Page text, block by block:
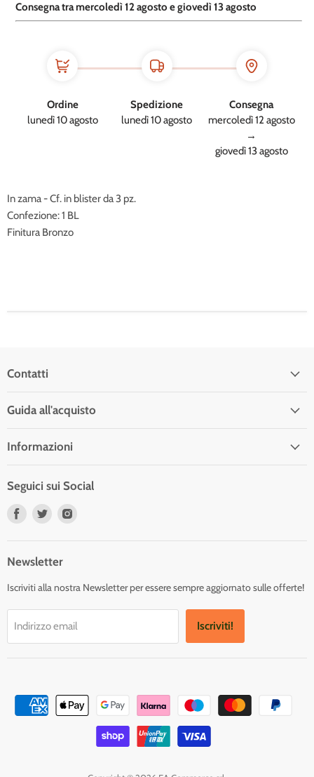
​Consegna tra mercoledì 12 agosto e giovedì 13 agosto
Ordine
lunedì 10 agosto
Spedizione
lunedì 10 agosto
Consegna
mercoledì 12 agosto
→
giovedì 13 agosto
In zama - Cf. in blister da 3 pz.
Confezione: 1 BL
Finitura Bronzo
Contatti
Guida all'acquisto
Informazioni
Seguici sui Social
Trovaci
Trovaci
Newsletter
Iscriviti alla nostra Newsletter per essere sempre aggiornato sulle offerte!
Indirizzo email Iscriviti!